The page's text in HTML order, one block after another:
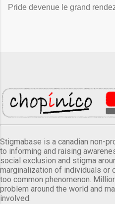
Pride devenue le grand
Stigmabase is a canadian non-
to informing and raising
social exclusion and stigma
marginalization of individuals or
too common phenomenon.
problem around the world and
involved.